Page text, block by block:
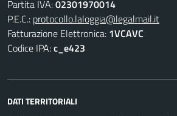
Partita IVA:02301970014
P.E.C.: protocollo.laloggia@legalmail.it
Fatturazione Elettronica: 1VCAVC
Codice IPA:c_e423
DATI TERRITORIALI